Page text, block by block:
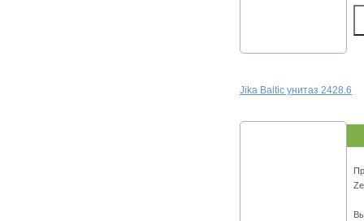
Jika Baltic унитаз 2428.6